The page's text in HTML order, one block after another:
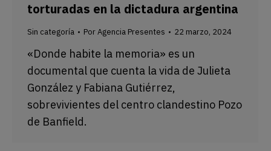
torturadas en la dictadura argentina
Sin categoría PorAgencia Presentes 22 marzo, 2024
«Donde habite la memoria» es un
documental que cuenta la vida de Julieta
González y Fabiana Gutiérrez,
sobrevivientes del centro clandestino Pozo
de Banfield.